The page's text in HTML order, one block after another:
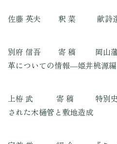
佐藤 英夫 釈 菜 献詩
別府 信吾 寄 稿 岡山藩儒
革についての情報―姫井桃源
上栫 武 寄 稿 特別史跡
された木樋管と敷地造成